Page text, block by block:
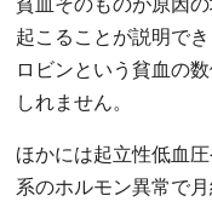
起こることが説明で
ロビンという貧血の
しれません。
ほかには起立性低血
系のホルモン異常で